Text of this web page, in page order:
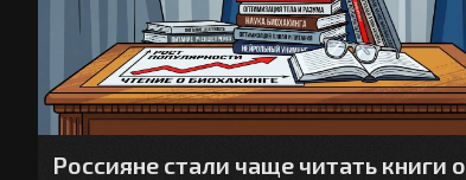
Россияне стали чаще читать книги о